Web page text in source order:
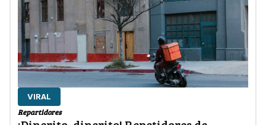
VIRAL
Repartidores